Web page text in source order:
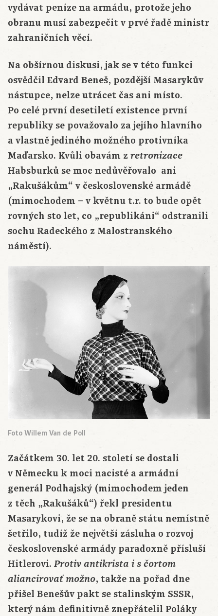
vydávat peníze na armádu, protože jeho
obranu musí zabezpečit v prvé řadě ministr
zahraničních věcí.
Na obšírnou diskusi, jak se v této funkci
osvědčil Edvard Beneš, pozdější Masarykův
nástupce, nelze utrácet čas ani místo.
Po celé první desetiletí existence první
republiky se považovalo za jejího hlavního
a vlastně jediného možného protivníka
Maďarsko. Kvůli obavám z retronizace
Habsburků se moc nedůvěřovalo ani
„Rakušákům“ v československé armádě
(mimochodem – v květnu t.r. to bude opět
rovných sto let, co „republikáni“ odstranili
sochu Radeckého z Malostranského
náměstí).
Foto Willem Van de Poll
Začátkem 30. let 20. století se dostali
v Německu k moci nacisté a armádní
generál Podhajský (mimochodem jeden
z těch „Rakušáků“) řekl presidentu
Masarykovi, že se na obraně státu nemístně
šetřilo, tudíž že největší zásluha o rozvoj
československé armády paradoxně přísluší
Hitlerovi. Protiv antikrista i s čortom
aliancirovať možno, takže na pořad dne
přišel Benešův pakt se stalinským SSSR,
který nám definitivně znepřátelil Poláky